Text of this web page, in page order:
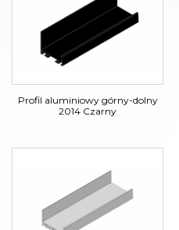
Profil aluminiowy górny-dolny
2014 Czarny